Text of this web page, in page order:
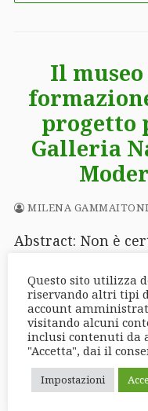
Il
progetto
Galleria
MILENA GAMMAITONI
Abstract: Non è
dell’arte nella
dell’individuo.
LEGGI IL SEGUITO →
Questo sito utilizza
riservando altri tipi
account
visitando alcuni
inclusi contenuti da
"Accetta", dai il
Impostazioni